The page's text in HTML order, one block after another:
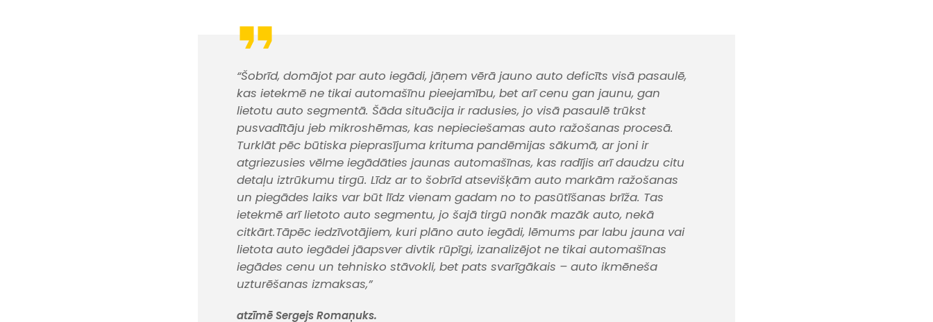
“Šobrīd, domājot par auto iegādi, jāņem vērā jauno auto deficīts visā pasaulē,
kas ietekmē ne tikai automašīnu pieejamību, bet arī cenu gan jaunu, gan
lietotu auto segmentā. Šāda situācija ir radusies, jo visā pasaulē trūkst
pusvadītāju jeb mikroshēmas, kas nepieciešamas auto ražošanas procesā.
Turklāt pēc būtiska pieprasījuma krituma pandēmijas sākumā, ar joni ir
atgriezusies vēlme iegādāties jaunas automašīnas, kas radījis arī daudzu citu
detaļu iztrūkumu tirgū. Līdz ar to šobrīd atsevišķām auto markām ražošanas
un piegādes laiks var būt līdz vienam gadam no to pasūtīšanas brīža. Tas
ietekmē arī lietoto auto segmentu, jo šajā tirgū nonāk mazāk auto, nekā
citkārt.Tāpēc iedzīvotājiem, kuri plāno auto iegādi, lēmums par labu jauna vai
lietota auto iegādei jāapsver divtik rūpīgi, izanalizējot ne tikai automašīnas
iegādes cenu un tehnisko stāvokli, bet pats svarīgākais – auto ikmēneša
uzturēšanas izmaksas,”
atzīmē Sergejs Romaņuks.